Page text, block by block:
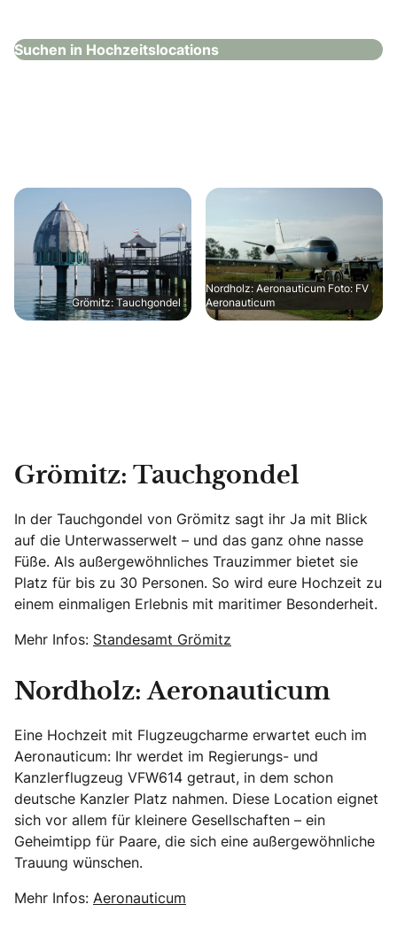
Suchen in Hochzeitslocations
Grömitz: Tauchgondel
Nordholz: Aeronauticum Foto: FV
Aeronauticum
Grömitz: Tauchgondel
In der Tauchgondel von Grömitz sagt ihr Ja mit Blick
auf die Unterwasserwelt – und das ganz ohne nasse
Füße. Als außergewöhnliches Trauzimmer bietet sie
Platz für bis zu 30 Personen. So wird eure Hochzeit zu
einem einmaligen Erlebnis mit maritimer Besonderheit.
Mehr Infos: Standesamt Grömitz
Nordholz: Aeronauticum
Eine Hochzeit mit Flugzeugcharme erwartet euch im
Aeronauticum: Ihr werdet im Regierungs- und
Kanzlerflugzeug VFW614 getraut, in dem schon
deutsche Kanzler Platz nahmen. Diese Location eignet
sich vor allem für kleinere Gesellschaften – ein
Geheimtipp für Paare, die sich eine außergewöhnliche
Trauung wünschen.
Mehr Infos: Aeronauticum